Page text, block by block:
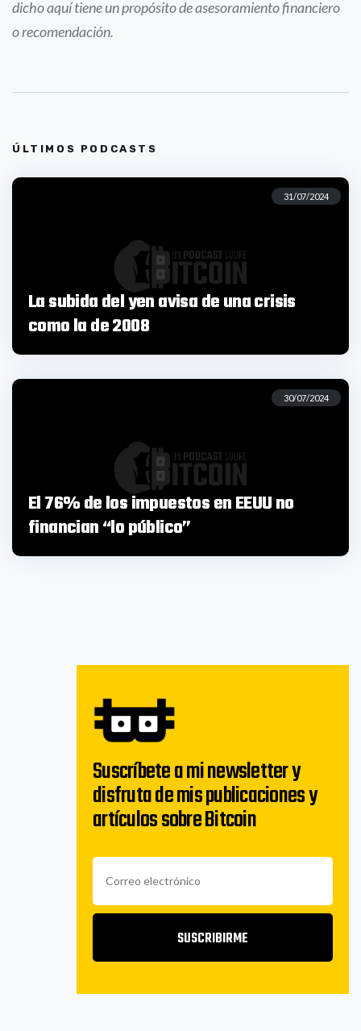
dicho aquí tiene un propósito de asesoramiento financiero
o recomendación.
ÚLTIMOS PODCASTS
31/07/2024
La subida del yen avisa de una crisis
como la de 2008
30/07/2024
El 76% de los impuestos en EEUU no
financian “lo público”
Suscríbete a mi newsletter y
disfruta de mis publicaciones y
artículos sobre Bitcoin
SUSCRIBIRME